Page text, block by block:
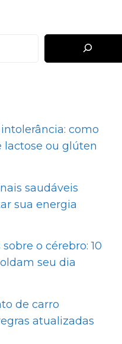
como
lactose ou glúten
saudáveis
sua energia
o cérebro: 10
seu dia
de carro
atualizadas